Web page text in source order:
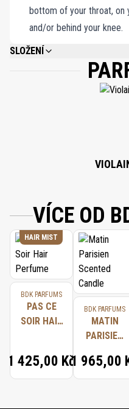
bottom of your throat, on
and/or behind your knee.
SLOŽENÍ
ALCOHOL DENAT., PARFUM
ALPHA-ISOMETHYL IONONE,
LIMONENE, GERANIOL, CITRAL,
VÍCE OD
HAIR MIST
BDK PARFUMS
PAS CE
SOIR HAIR
1 425,00 Kč
BDK PARFUMS
MATIN
PARISIEN
CANDLE
1 965,00